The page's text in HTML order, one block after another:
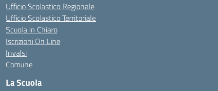
Ufficio Scolastico Regionale
Ufficio Scolastico Territoriale
Scuola in Chiaro
Iscrizioni On Line
Invalsi
Comune
La Scuola